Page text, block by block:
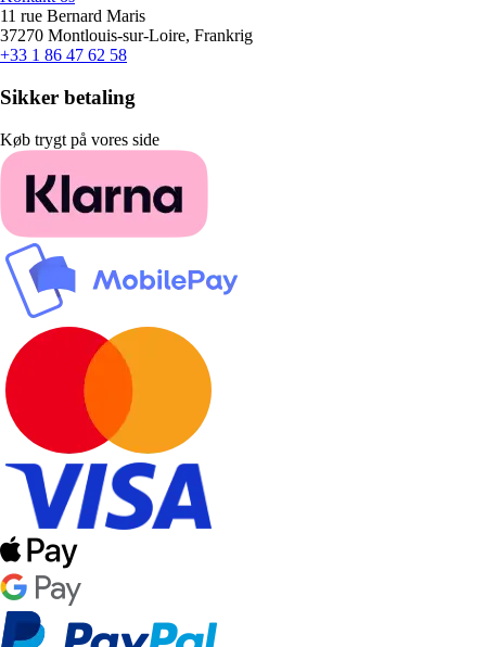
11 rue Bernard Maris
37270 Montlouis-sur-Loire, Frankrig
+33 1 86 47 62 58
Sikker betaling
Køb trygt på vores side